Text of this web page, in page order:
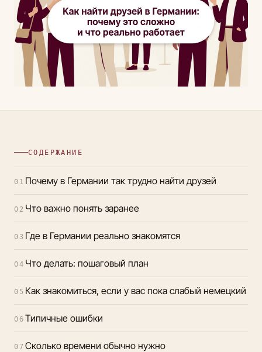
СОДЕРЖАНИЕ
01 Почему в Германии так трудно найти друзей
02 Что важно понять заранее
03 Где в Германии реально знакомятся
04 Что делать: пошаговый план
05 Как знакомиться, если у вас пока слабый немецкий
06 Типичные ошибки
07 Сколько времени обычно нужно